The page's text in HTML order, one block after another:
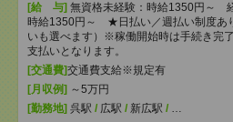
[給 与] 無資格未経験：時給1350円～
時給1350円～ ★日払い／週払い制度あ
いも選べます）※稼働開始時は手続き完
支払いとなります。
[交通費]交通費支給※規定有
[月収例] ～5万円
[勤務地] 呉駅 / 広駅 / 新広駅 / …